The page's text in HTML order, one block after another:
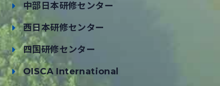
中部日本研修センター
西日本研修センター
四国研修センター
OISCA International